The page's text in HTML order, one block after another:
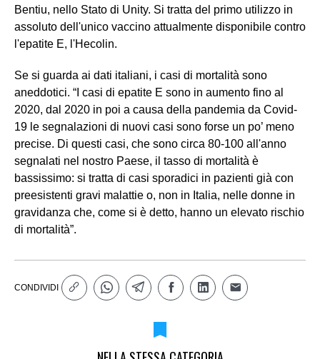
Bentiu, nello Stato di Unity. Si tratta del primo utilizzo in
assoluto dell'unico vaccino attualmente disponibile contro
l'epatite E, l'Hecolin.
Se si guarda ai dati italiani, i casi di mortalità sono
aneddotici. “I casi di epatite E sono in aumento fino al
2020, dal 2020 in poi a causa della pandemia da Covid-
19 le segnalazioni di nuovi casi sono forse un po’ meno
precise. Di questi casi, che sono circa 80-100 all'anno
segnalati nel nostro Paese, il tasso di mortalità è
bassissimo: si tratta di casi sporadici in pazienti già con
preesistenti gravi malattie o, non in Italia, nelle donne in
gravidanza che, come si è detto, hanno un elevato rischio
di mortalità”.
CONDIVIDI